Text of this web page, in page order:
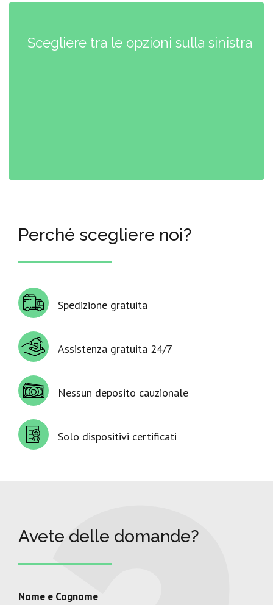
Scegliere tra le opzioni sulla sinistra
Perché scegliere noi?
Spedizione gratuita
Assistenza gratuita 24/7
Nessun deposito cauzionale
Solo dispositivi certificati
Avete delle domande?
Nome e Cognome